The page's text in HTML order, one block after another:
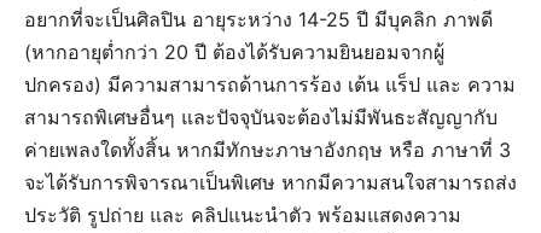
อยากที่จะเป็นศิลปิน อายุระหว่าง 14-25 ปี มีบุคลิก ภาพดี
(หากอายุต่ำกว่า 20 ปี ต้องได้รับความยินยอมจากผู้
ปกครอง) มีความสามารถด้านการร้อง เต้น แร็ป และ ความ
สามารถพิเศษอื่นๆ และปัจจุบันจะต้องไม่มีพันธะสัญญากับ
ค่ายเพลงใดทั้งสิ้น หากมีทักษะภาษาอังกฤษ หรือ ภาษาที่ 3
จะได้รับการพิจารณาเป็นพิเศษ หากมีความสนใจสามารถส่ง
ประวัติ รูปถ่าย และ คลิปแนะนำตัว พร้อมแสดงความ